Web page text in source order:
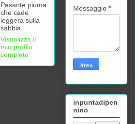
Pesante piuma
che cade
leggera sulla
sabbia
Visualizza il
mio profilo
completo
Messaggio *
inpuntadipen
nino